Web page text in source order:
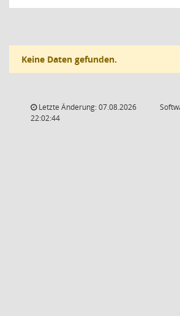
Keine Daten gefunden.
Letzte Änderung: 07.08.2026
22:02:44